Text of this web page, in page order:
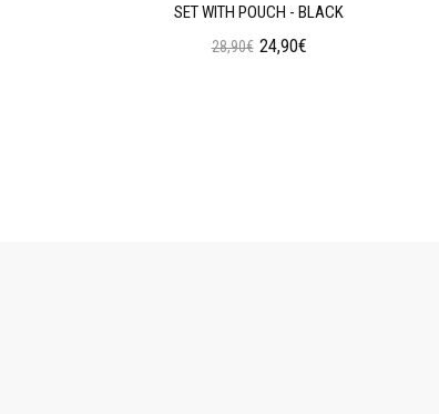
SET WITH POUCH - BLACK
28,90€ 24,90€